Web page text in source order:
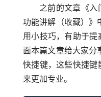
之前的文章《入
功能讲解（收藏）》
用小技巧，有助于
面本篇文章给大家分
快捷键，这些快捷
来更加专业。